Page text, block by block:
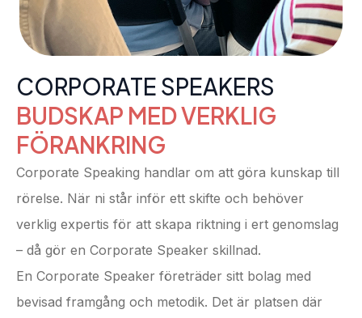
CORPORATE SPEAKERS
BUDSKAP MED VERKLIG
FÖRANKRING
Corporate Speaking handlar om att göra kunskap till
rörelse. När ni står inför ett skifte och behöver
verklig expertis för att skapa riktning i ert genomslag
– då gör en Corporate Speaker skillnad.
En Corporate Speaker företräder sitt bolag med
bevisad framgång och metodik. Det är platsen där